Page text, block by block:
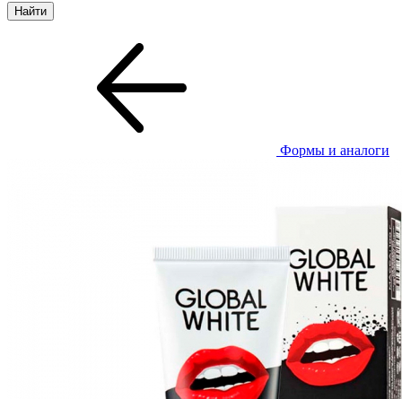
Формы и аналоги